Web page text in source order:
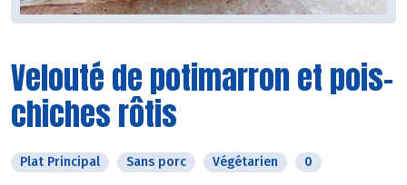
Velouté de potimarron et pois-
chiches rôtis
Plat Principal Sans porc Végétarien 0